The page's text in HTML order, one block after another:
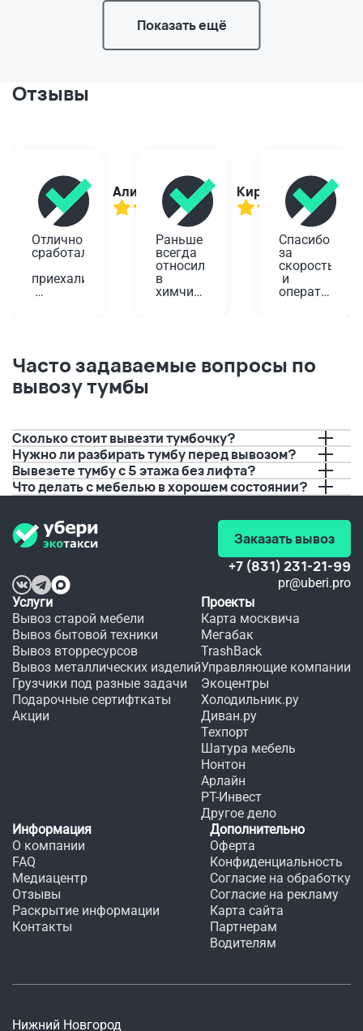
Показать ещё
Отзывы
Алина
Отлично
сработали,
приехали
старую
плиту.
Водитель
позвонил,
предупредил
о
времени
Спасибо!!!
Кирилл
Раньше
всегда
относил
в
химчистку
так
с
вывозом.
И это
очень
удобно,
а
Спасибо
за
скорость
и
юбилей,
буквально
за пару
дней до
события.
Если бы
не вы,
видать
мне
платья
в этот
день.
Часто задаваемые вопросы по
вывозу тумбы
Сколько стоит вывезти тумбочку?
Нужно ли разбирать тумбу перед вывозом?
Вывезете тумбу с 5 этажа без лифта?
Что делать с мебелью в хорошем состоянии?
Заказать вывоз
+7 (831) 231-21-99
pr@uberi.pro
Услуги
Вывоз старой мебели
Вывоз бытовой техники
Вывоз вторресурсов
Вывоз металлических изделий
Грузчики под разные задачи
Подарочные сертифткаты
Акции
Проекты
Карта москвича
Мегабак
TrashBack
Управляющие компании
Экоцентры
Холодильник.ру
Диван.ру
Техпорт
Шатура мебель
Нонтон
Арлайн
РТ-Инвест
Другое дело
Информация
О компании
FAQ
Медиацентр
Отзывы
Раскрытие информации
Контакты
Дополнительно
Оферта
Конфиденциальность
Согласие на обработку
Согласие на рекламу
Карта сайта
Партнерам
Водителям
Нижний Новгород